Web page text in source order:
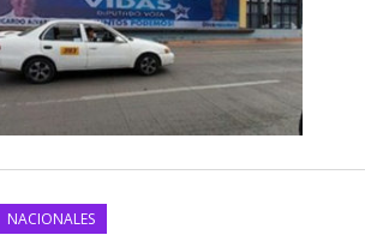
NACIONALES